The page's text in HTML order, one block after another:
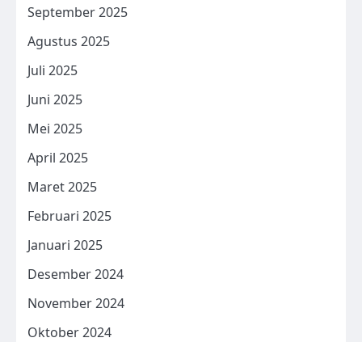
September 2025
Agustus 2025
Juli 2025
Juni 2025
Mei 2025
April 2025
Maret 2025
Februari 2025
Januari 2025
Desember 2024
November 2024
Oktober 2024